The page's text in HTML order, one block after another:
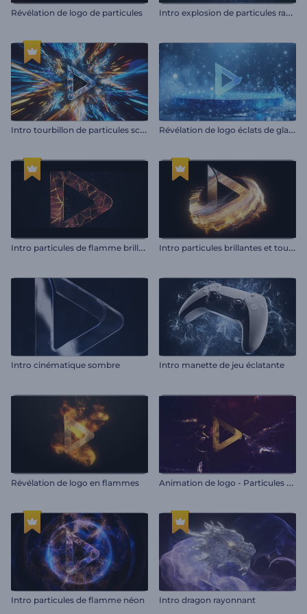
Révélation de logo de particules I
ntro explosion de particules rayonnantes
I
ntro tourbillon de particules scintillantes R
évélation de logo éclats de glace
I
ntro particules de flamme brillantes I
ntro particules brillantes et tourbillonnantes
Intro cinématique sombre Intro manette de jeu éclatante
Révélation de logo en flammes A
nimation de logo - Particules en feu
Intro particules de flamme néon Intro dragon rayonnant